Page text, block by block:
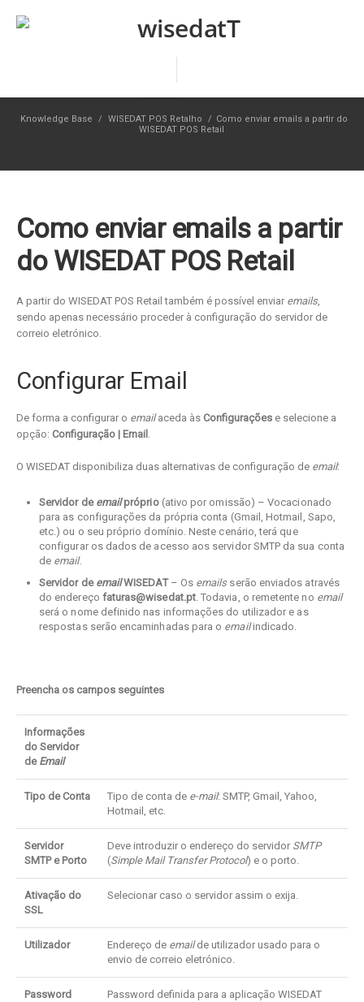
Knowledge Base / WISEDAT POS Retalho / Como enviar emails a partir do
WISEDAT POS Retail
Como enviar emails a partir
do WISEDAT POS Retail
A partir do WISEDAT POS Retail também é possível enviar emails,
sendo apenas necessário proceder à configuração do servidor de
correio eletrónico.
Configurar Email
De forma a configurar o emailaceda às Configurações e selecione a
opção: Configuração | Email .
O WISEDAT disponibiliza duas alternativas de configuração de email:
Servidor de emailpróprio(ativo por omissão) – Vocacionado
para as configurações da própria conta (Gmail, Hotmail, Sapo,
etc.) ou o seu próprio domínio. Neste cenário, terá que
configurar os dados de acesso aos servidor SMTP da sua conta
de email.
Servidor de emailWISEDAT– Os emailsserão enviados através
do endereço faturas@wisedat.pt. Todavia, o remetente no email
será o nome definido nas informações do utilizador e as
respostas serão encaminhadas para o emailindicado.
Preencha os campos seguintes
Informações
do Servidor
de Email
Tipo de Conta Tipo de conta de e-mail: SMTP, Gmail, Yahoo,
Hotmail, etc.
Servidor
SMTP e Porto
Deve introduzir o endereço do servidor SMTP
(Simple Mail Transfer Protocol) e o porto.
Ativação do
SSL
Selecionar caso o servidor assim o exija.
Utilizador Endereço de emailde utilizador usado para o
envio de correio eletrónico.
Password
Password definida para a aplicação WISEDAT